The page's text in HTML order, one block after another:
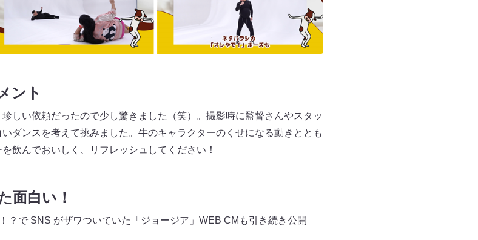
ント
しい依頼だったので少し驚きました（笑）。撮影時に監督さんやスタッ
ダンスを考えて挑みました。牛のキャラクターのくせになる動きととも
飲んでおいしく、リフレッシュしてください！
面白い！
？で SNS がザワついていた「ジョージア」WEB CMも引き続き公開